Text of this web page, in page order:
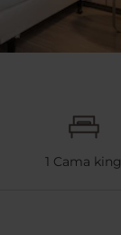
1 Cama king